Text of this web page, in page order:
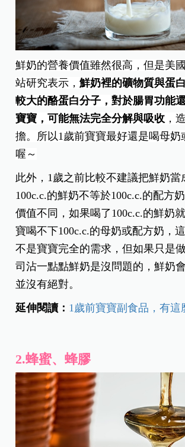
鮮奶的營養價值雖然很高，但是美
站研究表示，鮮奶裡的礦物質與蛋
較大的酪蛋白分子，對於腸胃功能
寶寶，可能無法完全分解與吸收 ，
擔。所以1歲前寶寶最好還是喝母奶
喔～
此外，1歲之前比較不建議把鮮奶當
100c.c.的鮮奶不等於100c.c.的配方
價值不同，如果喝了100c.c.的鮮奶
寶喝不下100c.c.的母奶或配方奶，
不是寶寶完全的需求，但如果只是
司沾一點點鮮奶是沒問題的，鮮奶
並沒有絕對。
延伸閱讀： 1歲前寶寶副食品，有這
2.蜂蜜、蜂膠